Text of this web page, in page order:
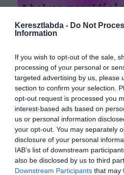
Keresztlabda - Do Not
Information
If you wish to opt-out of the sale,
processing of your personal or
targeted advertising by us, please
section to confirm your selection.
opt-out request is processed you
interest-based ads based on
us or personal information
your opt-out. You may separately
disclosure of your personal
IAB’s list of downstream
also be disclosed by us to third
Downstream Participants that may